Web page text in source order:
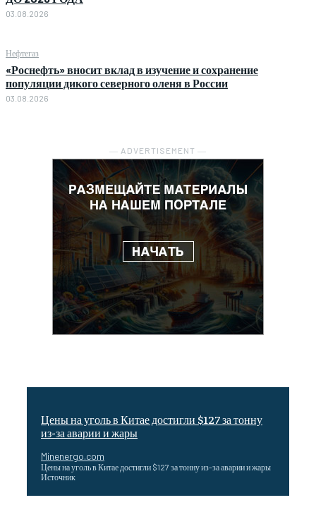
03.08.2026
Нефтегаз
«Роснефть» вносит вклад в изучение и сохранение
популяции дикого северного оленя в России
03.08.2026
― ADVERTISEMENT ―
Цены на уголь в Китае достигли $127 за тонну
из-за аварии и жары
Minenergo.com
Цены на уголь в Китае достигли $127 за тонну из-за аварии и жары
Источник